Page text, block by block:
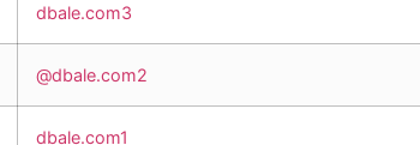
dbale.com3
@dbale.com2
dbale.com1